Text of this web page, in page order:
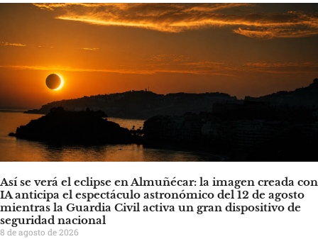
Así se verá el eclipse en Almuñécar: la imagen creada con
IA anticipa el espectáculo astronómico del 12 de agosto
mientras la Guardia Civil activa un gran dispositivo de
seguridad nacional
8 de agosto de 2026